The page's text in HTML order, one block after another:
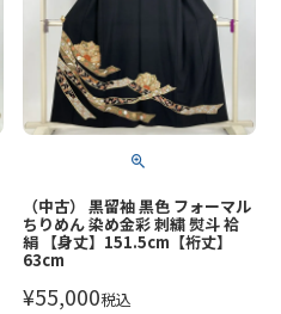
（中古） 黒留袖 黒色 フォーマル
ちりめん 染め金彩 刺繍 熨斗 袷
絹 【身丈】151.5cm【裄丈】
63cm
¥55,000税込